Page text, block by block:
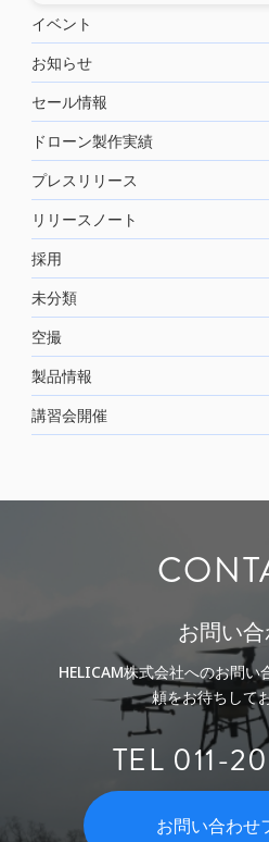
イベント
お知らせ
セール情報
ドローン製作実績
プレスリリース
リリースノート
採用
未分類
空撮
製品情報
講習会開催
お問い
HELICAM株式会社へのお問い
頼をお待ちして
TEL 011-
お問い合わせ